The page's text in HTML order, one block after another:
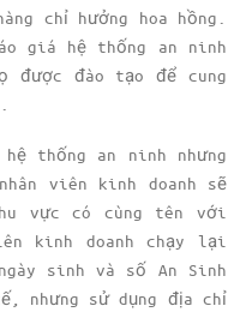
chỉ hưởng hoa hồng.
giá hệ thống an ninh
được đào tạo để cung
hệ thống an ninh nhưng
viên kinh doanh sẽ
vực có cùng tên với
kinh doanh chạy lại
sinh và số An Sinh
nhưng sử dụng địa chỉ